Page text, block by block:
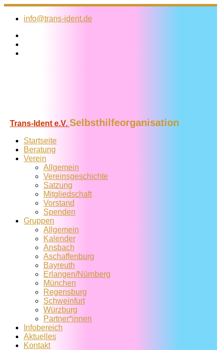
Zum
Inhalt
info@trans-ident.de
Trans-Ident e.V. Selbsthilfeorganisation
Startseite
Beratung
Verein
Allgemein
Vereins­geschichte
Satzung
Mitglied­schaft
Vorstand
Spenden
Gruppen
Allgemein
Kalender
Ansbach
Aschaffenburg
Bayreuth
Erlangen/Nürnberg
München
Regensburg
Schweinfurt
Würzburg
Partner*innen
Infobereich
Aktuelles
Kontakt